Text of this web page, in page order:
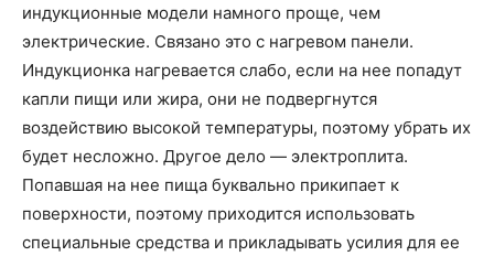
индукционные модели намного проще, чем
электрические. Связано это с нагревом панели.
Индукционка нагревается слабо, если на нее попадут
капли пищи или жира, они не подвергнутся
воздействию высокой температуры, поэтому убрать их
будет несложно. Другое дело — электроплита.
Попавшая на нее пища буквально прикипает к
поверхности, поэтому приходится использовать
специальные средства и прикладывать усилия для ее